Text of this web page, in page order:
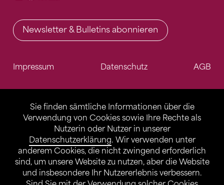
Sie finden sämtliche Informationen über die
Verwendung von Cookies sowie Ihre Rechte als
Nutzerin oder Nutzer in unserer
Datenschutzerklärung. Wir verwenden unter
anderem Cookies, die nicht zwingend erforderlich
sind, um unsere Website zu nutzen, aber die Website
und insbesondere Ihr Nutzererlebnis verbessern.
Newsletter & Bulletins abonnieren
Impressum Datenschutz AGB